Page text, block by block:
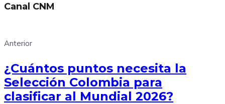
Canal CNM
Anterior
¿Cuántos puntos necesita la
Selección Colombia para
clasificar al Mundial 2026?